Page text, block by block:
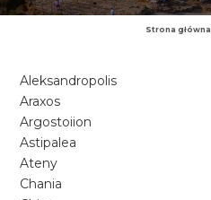
Strona główna
Aleksandropolis
Araxos
Argostoiion
Astipalea
Ateny
Chania